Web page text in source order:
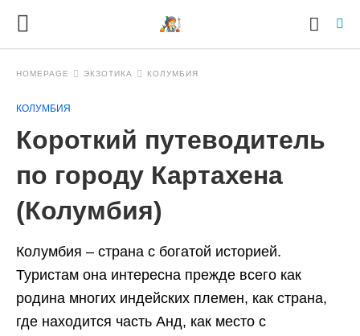
HOMEPAGE ЭКЗОТИКА КОЛУМБИЯ
КОЛУМБИЯ
Короткий путеводитель
по городу Картахена
(Колумбия)
Колумбия – страна с богатой историей.
Туристам она интересна прежде всего как
родина многих индейских племен, как страна,
где находится часть Анд, как место с